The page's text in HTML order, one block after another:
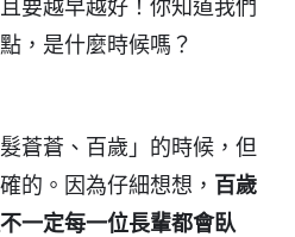
要越早越好！你知道我們
，是什麼時候嗎？
蒼蒼、百歲」的時候，但
的。因為仔細想想， 百歲
一定每一位長輩都會臥